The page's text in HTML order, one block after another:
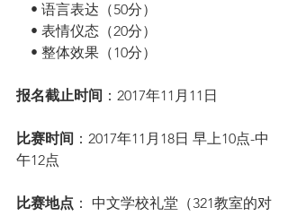
    • 语言表达（50分）
    • 表情仪态（20分）
    • 整体效果（10分）
报名截止时间 ：2017年11月11日
比赛时间 ：2017年11月18日 早上10点-中
午12点
比赛地点 ： 中文学校礼堂（321教室的对